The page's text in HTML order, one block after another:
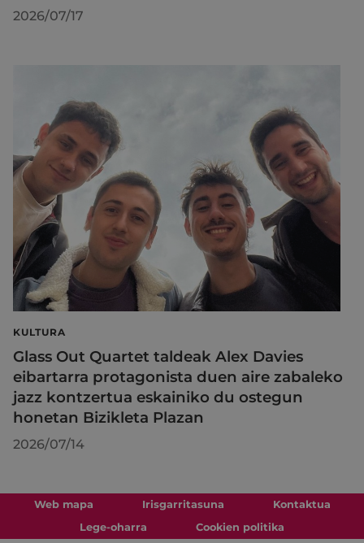
2026/07/17
KULTURA
Glass Out Quartet taldeak Alex Davies
eibartarra protagonista duen aire zabaleko
jazz kontzertua eskainiko du ostegun
honetan Bizikleta Plazan
2026/07/14
Web mapa Irisgarritasuna
Kontaktua
Lege-oharra
Cookien politika